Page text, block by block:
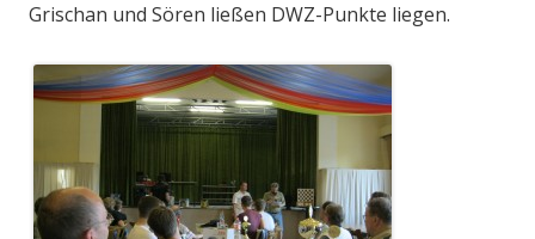
Grischan und Sören ließen DWZ-Punkte liegen.